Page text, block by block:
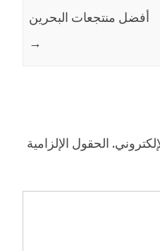
أفضل منتجعات البحرين
→
الحقول الإلزامية